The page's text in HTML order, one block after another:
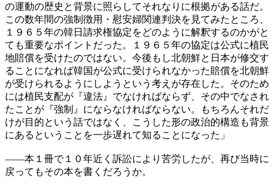
の運動の歴史と背景に照らしてそれなりに根拠がある話だ。
この数年間の強制徴用・慰安婦関連判決を見てみたところ、
１９６５年の韓日請求権協定をどのように解釈するのかがと
ても重要なポイントだった。１９６５年の協定は公式に植民
地賠償を受けたのではない。今後もし北朝鮮と日本が修交す
ることになれば韓国が公式に受けられなかった賠償を北朝鮮
が受けられるようにしようという考えが存在した。そのため
には植民支配が『違法』でなければならず、その中でなされ
たことが『強制』にならなければならない。もちろんそれだ
けが目的という話ではなく、こうした形の政治的構造も背景
にあるということを一歩遅れて知ることになった」
――本１冊で１０年近く訴訟により苦労したが、再び当時に
戻ってもその本を書くだろうか。